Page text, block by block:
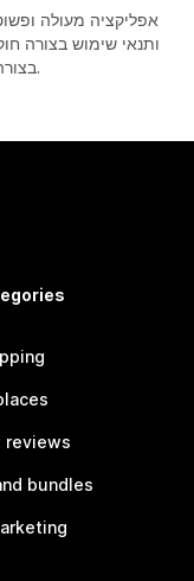
אפליקציה מעולה
ותנאי שימוש בצורה
בצורה מקצועית. עובד חלק ומומלץ לכל חנות ישראל.
reviews
bundles